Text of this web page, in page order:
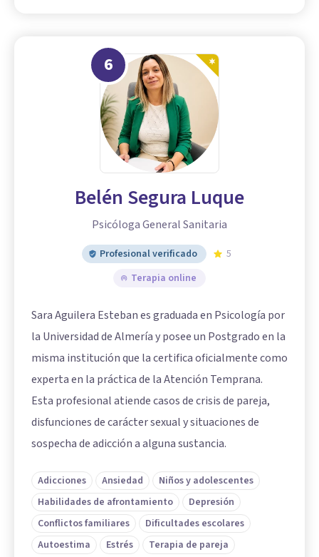
6
Belén Segura Luque
Psicóloga General Sanitaria
Profesional verificado
5
Terapia online
Sara Aguilera Esteban es graduada en Psicología por
la Universidad de Almería y posee un Postgrado en la
misma institución que la certifica oficialmente como
experta en la práctica de la Atención Temprana.
Esta profesional atiende casos de crisis de pareja,
disfunciones de carácter sexual y situaciones de
sospecha de adicción a alguna sustancia.
Adicciones Ansiedad
Niños y adolescentes
Habilidades de afrontamiento
Depresión
Conflictos familiares
Dificultades escolares
Autoestima
Estrés Terapia de pareja